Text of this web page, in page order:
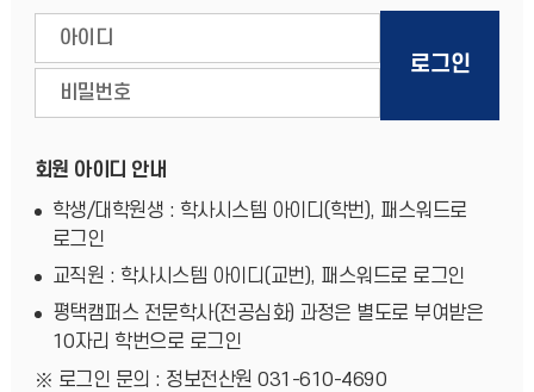
회원 아이디 안내
학생/대학원생 : 학사시스템 아이디(학번), 패스워드로
로그인
교직원 : 학사시스템 아이디(교번), 패스워드로 로그인
평택캠퍼스 전문학사(전공심화) 과정은 별도로 부여받은
10자리 학번으로 로그인
로그인 문의 : 정보전산원 031-610-4690